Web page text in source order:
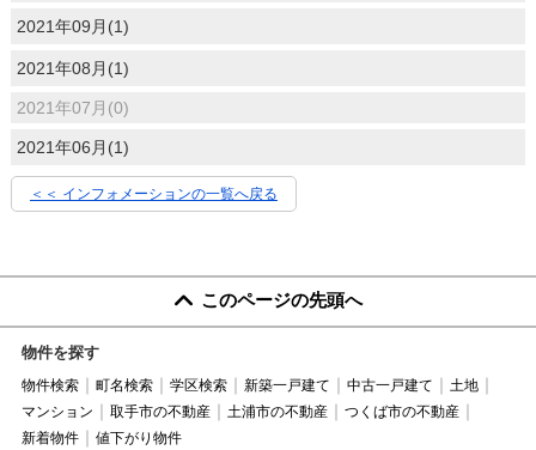
2021年09月(1)
2021年08月(1)
2021年07月(0)
2021年06月(1)
＜＜ インフォメーションの一覧へ戻る
このページの先頭へ
物件を探す
物件検索 町名検索 学区検索 新築一戸建て 中古一戸建て
土地
マンション
取手市の不動産 土浦市の不動産
つくば市の不動産
新着物件
値下がり物件